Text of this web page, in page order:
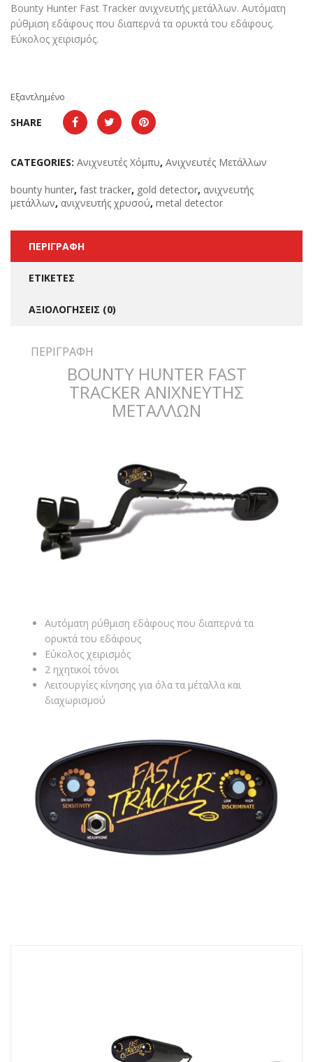
Bounty Hunter Fast Tracker ανιχνευτής μετάλλων. Αυτόματη
ρύθμιση εδάφους που διαπερνά τα ορυκτά του εδάφους.
Εύκολος χειρισμός.
Εξαντλημένο
SHARE
CATEGORIES: Ανιχνευτές Χόμπυ, Ανιχνευτές Μετάλλων
bounty hunter, fast tracker, gold detector, ανιχνευτής
μετάλλων, ανιχνευτής χρυσού, metal detector
ΠΕΡΙΓΡΑΦΉ
ΕΤΙΚΈΤΕΣ
ΑΞΙΟΛΟΓΉΣΕΙΣ (0)
ΠΕΡΙΓΡΑΦΉ
BOUNTY HUNTER FAST
TRACKER ΑΝΙΧΝΕΥΤΗΣ
ΜΕΤΑΛΛΩΝ
Αυτόματη ρύθμιση εδάφους που διαπερνά τα
ορυκτά του εδάφους
Εύκολος χειρισμός
2 ηχητικοί τόνοι
Λειτουργίες κίνησης για όλα τα μέταλλα και
διαχωρισμού